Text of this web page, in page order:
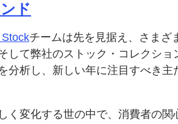
ド
チームは先を 見据え、 さまざ
して弊社のストック・コレクショ
分析し、 新しい年に注目すべき主
く 変化する世の中で、 消費者の関